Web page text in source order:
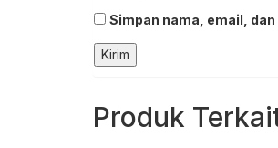
Simpan nama, email,
Produk